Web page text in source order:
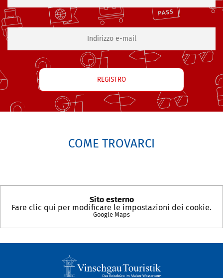
COME TROVARCI
Sito esterno
Fare clic qui per modificare le impostazioni dei cookie.
Google Maps